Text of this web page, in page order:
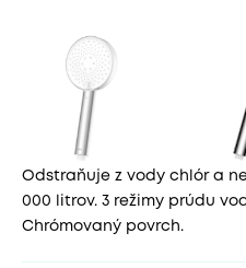
Odstraňuje z vody chlór a
000 litrov. 3 režimy prúdu
Chrómovaný povrch.